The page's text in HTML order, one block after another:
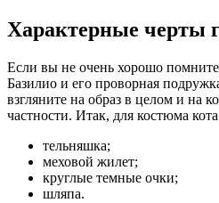
Характерные черты
Если вы не очень хорошо
Базилио и его проворная
взгляните на образ в целом и на
частности. Итак, для костюма
тельняшка;
меховой жилет;
круглые темные очки;
шляпа.